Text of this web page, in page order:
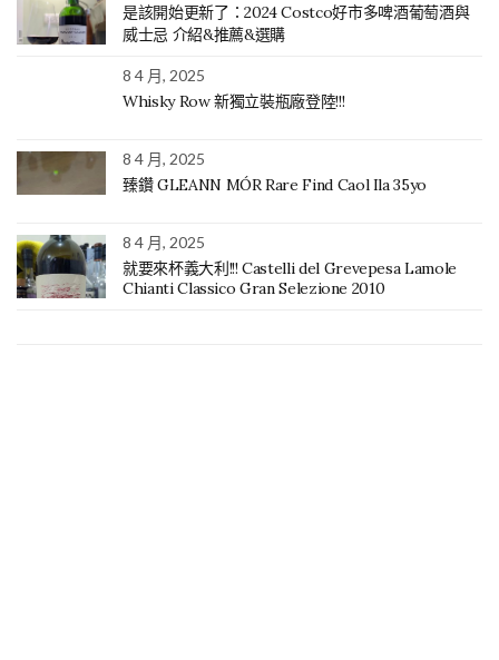
是該開始更新了：2024 Costco好市多啤酒葡萄酒與
威士忌 介紹&推薦&選購
8 4 月, 2025
Whisky Row 新獨立裝瓶廠登陸!!!
8 4 月, 2025
臻鑽 GLEANN MÓR Rare Find Caol Ila 35yo
8 4 月, 2025
就要來杯義大利!!! Castelli del Grevepesa Lamole
Chianti Classico Gran Selezione 2010